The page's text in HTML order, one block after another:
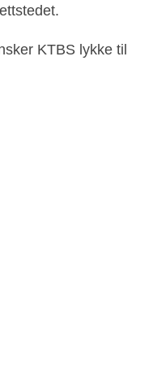
KTBS lykke til